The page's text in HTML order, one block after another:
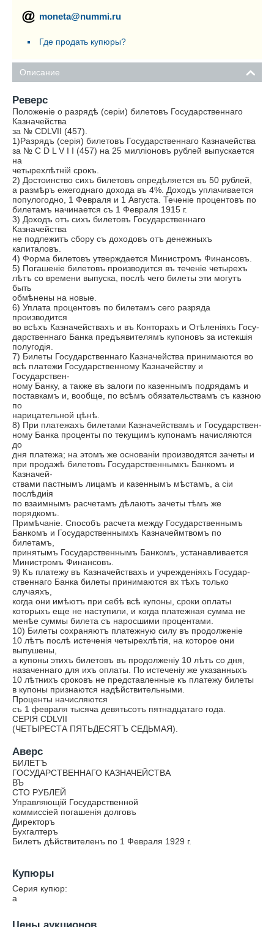
moneta@nummi.ru
Где продать купюры?
Описание
Реверс
Положеніе о разрядѣ (серіи) билетовъ Государственнаго
Казначейства
за № CDLVII (457).
1)Разрядъ (серія) билетовъ Государственнаго Казначейства
за № C D L V I I (457) на 25 милліоновъ рублей выпускается
на
четырехлѣтній срокъ.
2) Достоинство сихъ билетовъ опредѣляется въ 50 рублей,
а размѣръ ежегоднаго дохода въ 4%. Доходъ уплачивается
популогодно, 1 Февраля и 1 Августа. Теченіе процентовъ по
билетамъ начинается съ 1 Февраля 1915 г.
3) Доходъ отъ сихъ билетовъ Государственнаго
Казначейства
не подлежитъ сбору съ доходовъ отъ денежныхъ
капиталовъ.
4) Форма билетовъ утверждается Министромъ Финансовъ.
5) Погашеніе билетовъ производится въ теченіе четырехъ
лѣтъ со времени выпуска, послѣ чего билеты эти могутъ
быть
обмѣнены на новые.
6) Уплата процентовъ по билетамъ сего разряда
производится
во всѣхъ Казначействахъ и въ Конторахъ и Отѣленіяхъ Госу-
дарственнаго Банка предъявителямъ купоновъ за истекшія
полугодія.
7) Билеты Государственнаго Казначейства принимаются во
всѣ платежи Государственному Казначейству и
Государствен-
ному Банку, а также въ залоги по казеннымъ подрядамъ и
поставкамъ и, вообще, по всѣмъ обязательствамъ съ казною
по
нарицательной цѣнѣ.
8) При платежахъ билетами Казначействамъ и Государствен-
ному Банка проценты по текущимъ купонамъ начисляются
до
дня платежа; на этомъ же основаніи производятся зачеты и
при продажѣ билетовъ Государственнымхъ Банкомъ и
Казначей-
ствами пастнымъ лицамъ и казеннымъ мѣстамъ, а сіи
послѣдиія
по взаимнымъ расчетамъ дѣлаютъ зачеты тѣмъ же
порядкомъ.
Примѣчаніе. Способъ расчета между Государственнымъ
Банкомъ и Государственнымхъ Казначеймтвомъ по
билетамъ,
принятымъ Государственнымъ Банкомъ, устанавливается
Министромъ Финансовъ.
9) Къ платежу въ Казначействахъ и учрежденіяхъ Государ-
ственнаго Банка билеты принимаются вх тѣхъ только
случаяхъ,
когда они имѣютъ при себѣ всѣ купоны, сроки оплаты
которыхъ еще не наступили, и когда платежная сумма не
менѣе суммы билета съ наросшими процентами.
10) Билеты сохраняютъ платежную силу въ продолженіе
10 лѣтъ послѣ истеченія четырехлѣтія, на которое они
выпушены,
а купоны этихъ билетовъ въ продолженіу 10 лѣтъ со дня,
назаченнаго для ихъ оплаты. По истеченіу же указанныхъ
10 лѣтнихъ сроковъ не представленные къ платежу билеты
в купоны признаются надѣйствительными.
Проценты начисляются
съ 1 февраля тысяча девятьсотъ пятнадцатаго года.
СЕРІЯ CDLVII
(ЧЕТЫРЕСТА ПЯТЬДЕСЯТЪ СЕДЬМАЯ).
Аверс
БИЛЕТЪ
ГОСУДАРСТВЕННАГО КАЗНАЧЕЙСТВА
ВЪ
СТО РУБЛЕЙ
Управляющій Государственной
коммиссіей погашенія долговъ
Директоръ
Бухгалтеръ
Билетъ дѣйствителенъ по 1 Февраля 1929 г.
Купюры
Серия купюр:
а